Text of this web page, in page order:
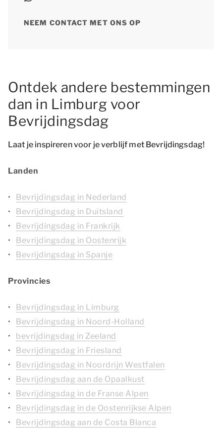
NEEM CONTACT MET ONS OP
Ontdek andere bestemmingen
dan in Limburg voor
Bevrijdingsdag
Laat je inspireren voor je verblijf met Bevrijdingsdag!
Landen
Bevrijdingsdag in Nederland
Bevrijdingsdag in Duitsland
Bevrijdingsdag in Frankrijk
Bevrijdingsdag in Oostenrijk
Bevrijdingsdag in Spanje
Provincies
Bevrijdingsdag in Limburg
Bevrijdingsdag in Noord-Holland
bevrijdingsdag in Zeeland
Bevrijdingsdag in Friesland
Bevrijdingsdag in Noordrijn Westfalen
Bevrijdingsdag aan de Opaalkust
Bevrijdingsdag in de Franse Alpen
Bevrijdingsdag in de Oostenrijkse Alpen
Bevrijdingsdag aan de Costa Blanca